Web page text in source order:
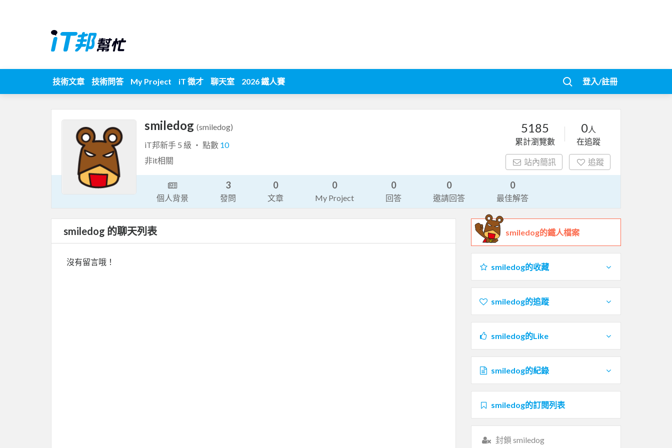
技術文章 技術問答 My Project iT 徵才 聊天室 2026 鐵人賽 登入/註冊
smiledog (smiledog)
iT邦新手 5 級 ‧ 點數 10
非it相關
5185
累計瀏覽數
0人
在追蹤
站內簡訊 追蹤
個人背景
3
發問
0
文章
0
My Project
0
回答
0
邀請回答
0
最佳解答
smiledog 的聊天列表
沒有留言哦！
smiledog的鐵人檔案
smiledog的收藏
smiledog的追蹤
smiledog的Like
smiledog的紀錄
smiledog的訂閱列表
封鎖 smiledog